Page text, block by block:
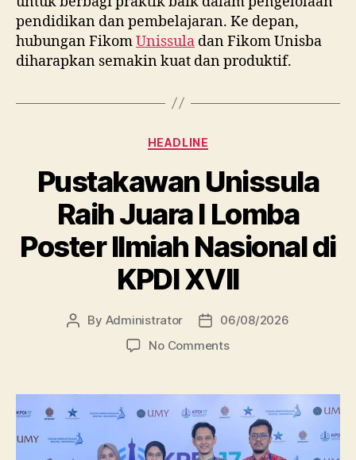
pendidikan dan pembelajaran. Ke depan,
hubungan FikomUnissula dan Fikom Unisba
diharapkan semakin kuat dan produktif.
Categories
HEADLINE
Pustakawan Unissula
Raih Juara I Lomba
Poster Ilmiah Nasional di
KPDI XVII
Post
By Administrator
Post
date
06/08/2026
No Commentson
Raih
Juara
Lomba